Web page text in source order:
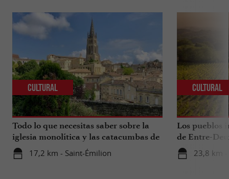
Todo lo que necesitas saber sobre la
iglesia monolítica y las catacumbas de
Saint-Émilion.
17,2 km - Saint-Émilion
Cultural
Los pueblos
de Entre-
23,8 km -
Cultural